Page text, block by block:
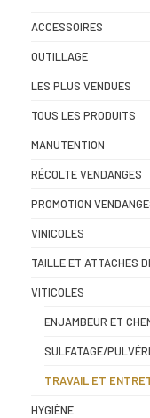
ACCESSOIRES
OUTILLAGE
LES PLUS VENDUES
TOUS LES PRODUITS
MANUTENTION
RÉCOLTE VENDANGES
PROMOTION
VINICOLES
TAILLE ET ATTACHES
VITICOLES
ENJAMBEUR ET
SULFATAGE/
TRAVAIL ET
HYGIÈNE